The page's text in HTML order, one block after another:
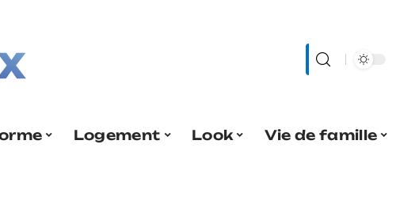
Logement Look
Vie de famille